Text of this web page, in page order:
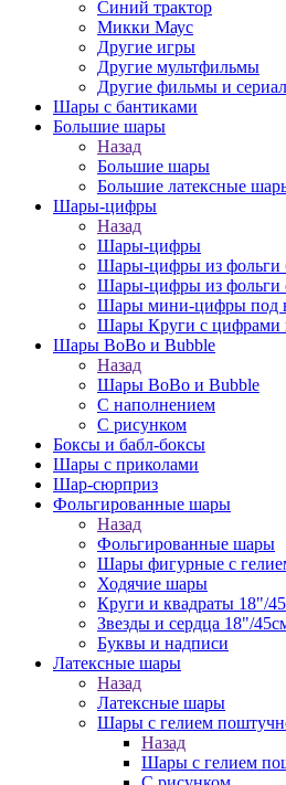
Синий трактор
Микки Маус
Другие игры
Другие мультфильмы
Другие фильмы и
Шары с бантиками
Большие шары
Назад
Большие шары
Большие латексные
Шары-цифры
Назад
Шары-цифры
Шары-цифры из фольги
Шары-цифры из фольги
Шары мини-цифры под
Шары Круги с цифрами
Шары BoBo и Bubble
Назад
Шары BoBo и Bubble
С наполнением
С рисунком
Боксы и бабл-боксы
Шары с приколами
Шар-сюрприз
Фольгированные шары
Назад
Фольгированные шары
Шары фигурные с
Ходячие шары
Круги и квадраты 18"/
Звезды и сердца 18"/
Буквы и надписи
Латексные шары
Назад
Латексные шары
Шары с гелием
Назад
Шары с гелием